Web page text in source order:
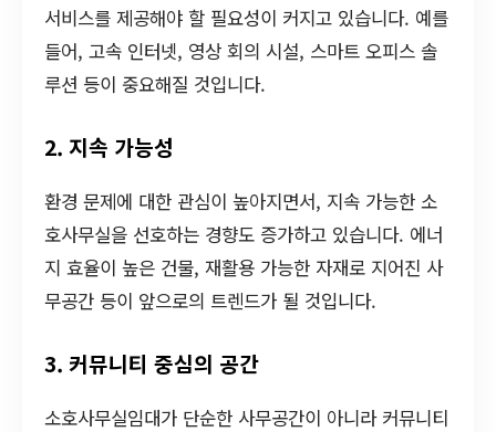
서비스를 제공해야 할 필요성이 커지고 있습니다. 예를
들어, 고속 인터넷, 영상 회의 시설, 스마트 오피스 솔
루션 등이 중요해질 것입니다.
2. 지속 가능성
환경 문제에 대한 관심이 높아지면서, 지속 가능한 소
호사무실을 선호하는 경향도 증가하고 있습니다. 에너
지 효율이 높은 건물, 재활용 가능한 자재로 지어진 사
무공간 등이 앞으로의 트렌드가 될 것입니다.
3. 커뮤니티 중심의 공간
소호사무실임대가 단순한 사무공간이 아니라 커뮤니티